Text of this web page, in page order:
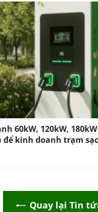
60kW, 120kW, 180kW
kinh doanh trạm
Quay lại Tin